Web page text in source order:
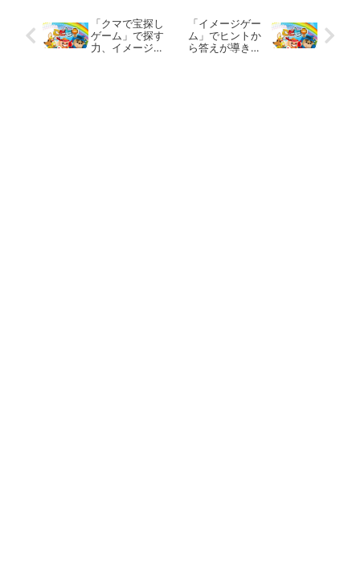
「クマで宝探し
ゲーム」で探す
力、イメージ力
「イメージゲー
ム」でヒントか
ら答えが導きだ